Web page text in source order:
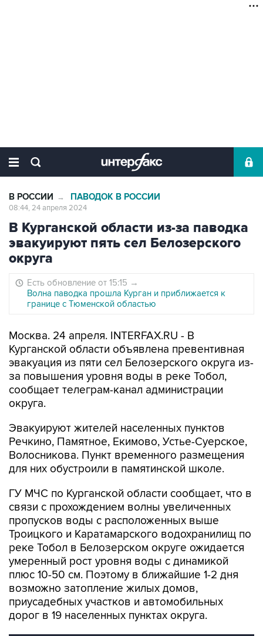
В РОССИИ → ПАВОДОК В РОССИИ
08:44, 24 апреля 2024
В Курганской области из-за паводка
эвакуируют пять сел Белозерского
округа
Есть обновление от 15:15 →
Волна паводка прошла Курган и приближается к
границе с Тюменской областью
Москва. 24 апреля. INTERFAX.RU - В
Курганской области объявлена превентивная
эвакуация из пяти сел Белозерского округа из-
за повышения уровня воды в реке Тобол,
сообщает телеграм-канал администрации
округа.
Эвакуируют жителей населенных пунктов
Речкино, Памятное, Екимово, Устье-Суерское,
Волосникова. Пункт временного размещения
для них обустроили в памятинской школе.
ГУ МЧС по Курганской области сообщает, что в
связи с прохождением волны увеличенных
пропусков воды с расположенных выше
Троицкого и Каратамарского водохранилищ по
реке Тобол в Белозерском округе ожидается
умеренный рост уровня воды с динамикой
плюс 10-50 см. Поэтому в ближайшие 1-2 дня
возможно затопление жилых домов,
приусадебных участков и автомобильных
дорог в 19 населенных пунктах округа.